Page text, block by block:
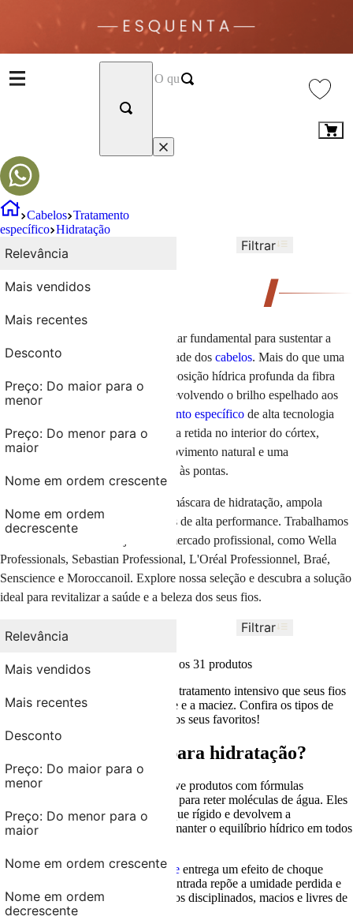
Cabelos Tratamento
específico Hidratação
Ordenar por
Relevância
Mais vendidos
Mais recentes
Desconto
Preço: Do maior para o
menor
Preço: Do menor para o
maior
Nome em ordem crescente
Nome em ordem
decrescente
Filtrar
31Produtos
Hidratação
O tratamento para hidratação é o pilar fundamental para sustentar a
saúde, a flexibilidade e a luminosidade dos cabelos. Mais do que uma
simples lavagem, ele promove a reposição hídrica profunda da fibra
capilar, combatendo a aspereza e devolvendo o brilho espelhado aos
tratamento específico de alta tecnologia
garante que a umidade essencial seja retida no interior do córtex,
resultando em um toque sedoso, movimento natural e uma
maleabilidade extraordinária da raiz às pontas.
máscara de hidratação, ampola
hidratante, sérum capilar
e leave-ins de alta performance. Trabalhamos
com as marcas mais desejadas do mercado profissional, como Wella
Professionals, Sebastian Professional, L'Oréal Professionnel, Braé,
Senscience e Moroccanoil. Explore nossa seleção e descubra a solução
ideal para revitalizar a saúde e a beleza dos seus fios.
Ordenar por
Relevância
Mais vendidos
Mais recentes
Desconto
Preço: Do maior para o
menor
Preço: Do menor para o
maior
Nome em ordem crescente
Nome em ordem
decrescente
Filtrar
Você viu todos os 31 produtos
Na AMOBELEZA, você garante o tratamento intensivo que seus fios
precisam para recuperar a vitalidade e a maciez. Confira os tipos de
produtos para hidratação e escolha os seus favoritos!
O que é Tratamento para hidratação?
O tratamento para hidratação envolve produtos com fórmulas
concentradas que penetram na fibra para reter moléculas de água. Eles
suavizam a cutícula, eliminam o toque rígido e devolvem a
elasticidade, sendo essenciais para manter o equilíbrio hídrico em todos
AAmpola Braé Divine Power Dose entrega um efeito de choque
imediato. Sua tecnologia ultraconcentrada repõe a umidade perdida e
sela as cutículas, proporcionando fios disciplinados, macios e livres de
frizz em poucos minutos.